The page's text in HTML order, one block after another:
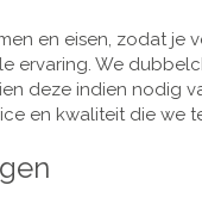
en eisen, zodat je
ervaring. We
deze indien nodig
en kwaliteit die we